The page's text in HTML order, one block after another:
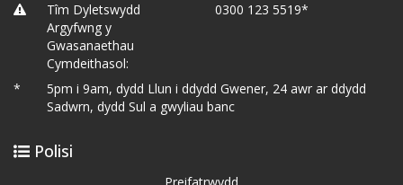
Tîm Dyletswydd
Argyfwng y
Gwasanaethau
Cymdeithasol:
0300 123 5519*
*
5pm i 9am, dydd Llun i ddydd Gwener, 24 awr ar ddydd
Sadwrn, dydd Sul a gwyliau banc
Polisi